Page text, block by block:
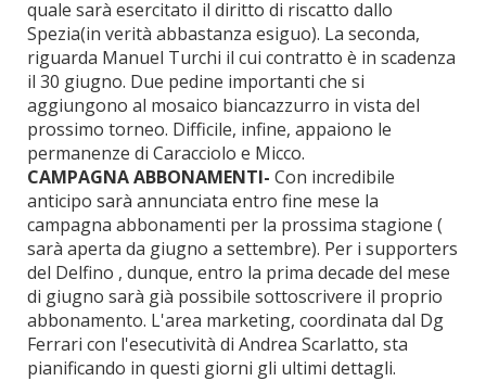
quale sarà esercitato il diritto di riscatto dallo
Spezia(in verità abbastanza esiguo). La seconda,
riguarda Manuel Turchi il cui contratto è in scadenza
il 30 giugno. Due pedine importanti che si
aggiungono al mosaico biancazzurro in vista del
prossimo torneo. Difficile, infine, appaiono le
permanenze di Caracciolo e Micco.
CAMPAGNA ABBONAMENTI- Con incredibile
anticipo sarà annunciata entro fine mese la
campagna abbonamenti per la prossima stagione (
sarà aperta da giugno a settembre). Per i supporters
del Delfino , dunque, entro la prima decade del mese
di giugno sarà già possibile sottoscrivere il proprio
abbonamento. L'area marketing, coordinata dal Dg
Ferrari con l'esecutività di Andrea Scarlatto, sta
pianificando in questi giorni gli ultimi dettagli.